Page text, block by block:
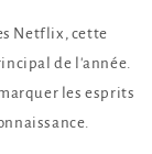
Netflix, cette
de l'année.
les esprits